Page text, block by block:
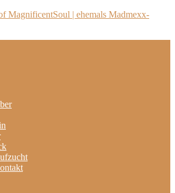
MagnificentSoul | ehemals Madmexx-